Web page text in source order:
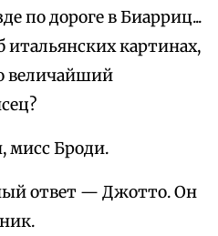
по дороге в Биарриц...
итальянских картинах,
величайший
мисс Броди.
ответ — Джотто. Он